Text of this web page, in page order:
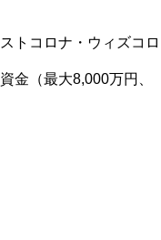
トコロナ・ウィズコロ
金（最大8,000万円、